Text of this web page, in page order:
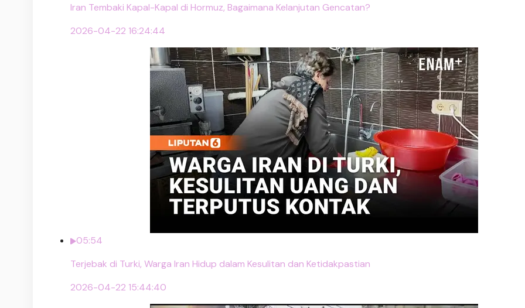
Iran Tembaki Kapal-Kapal di Hormuz, Bagaimana Kelanjutan Gencatan?
2026-04-22 16:24:44
05:54
Terjebak di Turki, Warga Iran Hidup dalam Kesulitan dan Ketidakpastian
2026-04-22 15:44:40